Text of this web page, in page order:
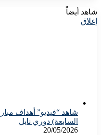
شاهد أيضاً
إغلاق
السابعة) دوري نايل
20/05/2026